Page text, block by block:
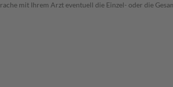
mit Ihrem Arzt eventuell die Einzel- oder die